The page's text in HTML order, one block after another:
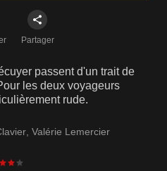
Partager
passent d'un trait de
les deux voyageurs
rude.
, Valérie Lemercier